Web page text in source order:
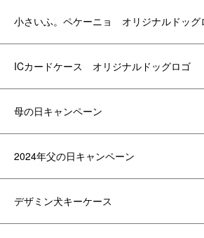
小さいふ。ペケーニョ オリジナルドッグ
ICカードケース オリジナルドッグロゴ
母の日キャンペーン
2024年父の日キャンペーン
デザミン犬キーケース